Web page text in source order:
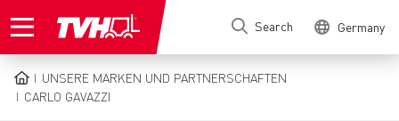
to
Search Germany
BREADCRUMB
UNSERE MARKEN UND PARTNERSCHAFTEN
CARLO GAVAZZI